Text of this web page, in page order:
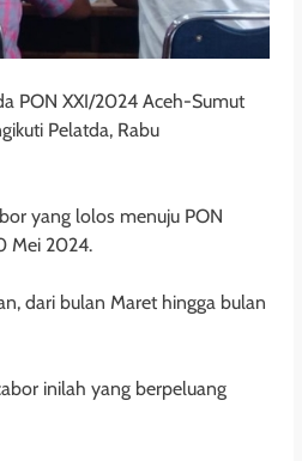
PON XXI/2024 Aceh-Sumut
Pelatda, Rabu
yang lolos menuju PON
Mei 2024.
dari bulan Maret hingga bulan
inilah yang berpeluang